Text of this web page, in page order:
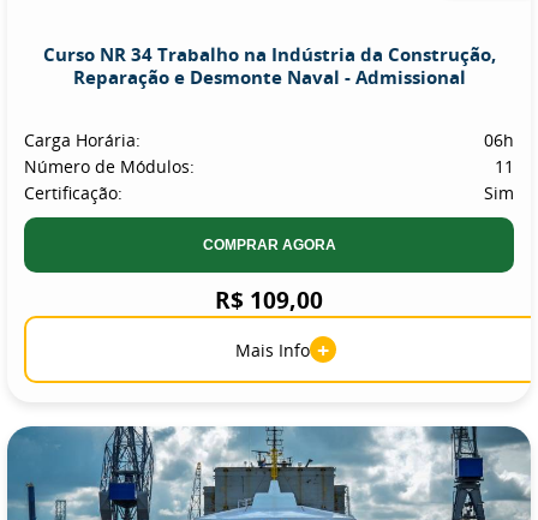
Curso NR 34 Trabalho na Indústria da Construção,
Reparação e Desmonte Naval - Admissional
Carga Horária:
06h
Número de Módulos:
11
Certificação:
Sim
COMPRAR AGORA
R$ 109,00
Mais Info +